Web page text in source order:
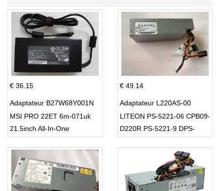
€ 36.15
Adaptateur B27W68Y001N
MSI PRO 22ET 6m-071uk
21.5inch All-In-One
€ 49.14
Adaptateur L220AS-00
LITEON PS-5221-06 CPB09-
D220R PS-5221-9 DPS-